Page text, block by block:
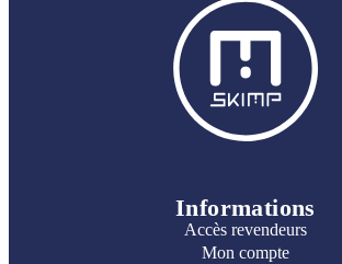
Informations
Accès revendeurs
Mon compte